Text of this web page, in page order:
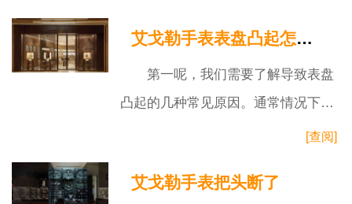
止日常
艾戈勒手表表盘凸起怎么修复
第一呢，我们需要了解导致表盘
凸起的几种常见原因。通常情况下，
表盘凸起可能是由于受到了外部冲
起的。无
[查阅]
艾戈勒手表把头断了